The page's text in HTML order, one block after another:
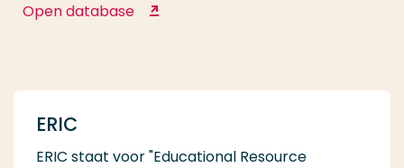
Open database Emerald Insight
ERIC
ERIC staat voor "Educational Resource